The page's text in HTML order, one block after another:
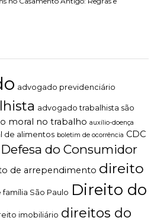
advogado previdenciário
advogado trabalhista são
moral no trabalho auxílio-doença
de alimentos boletim de ocorrência CDC
do Consumidor
de arrependimento direito
São Paulo Direito do
imobiliário direitos do